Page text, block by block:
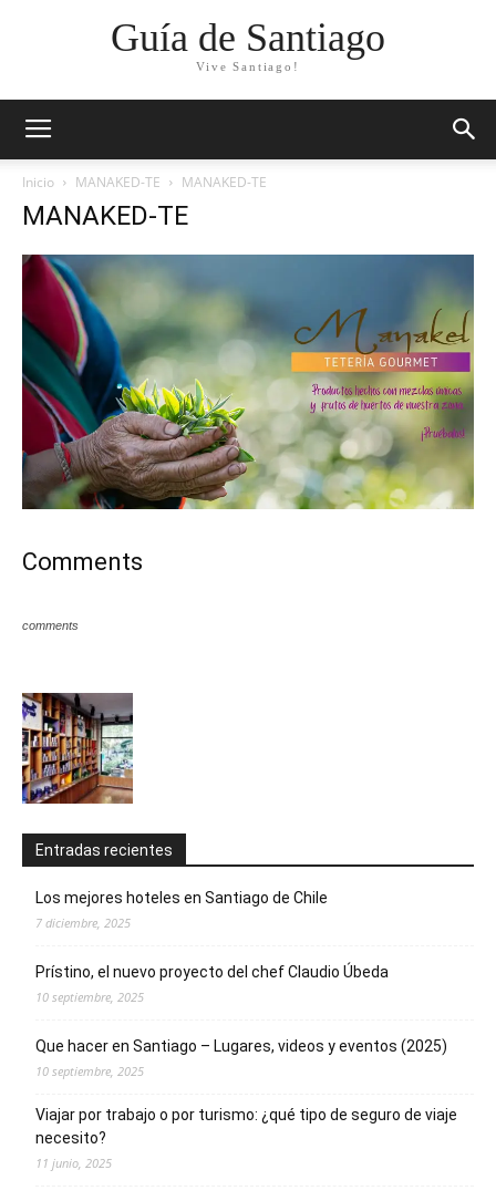
Guía de Santiago
Vive Santiago!
Inicio MANAKED-TE MANAKED-TE
MANAKED-TE
Comments
comments
Entradas recientes
Los mejores hoteles en Santiago de Chile
7 diciembre, 2025
Prístino, el nuevo proyecto del chef Claudio Úbeda
10 septiembre, 2025
Que hacer en Santiago – Lugares, videos y eventos (2025)
10 septiembre, 2025
Viajar por trabajo o por turismo: ¿qué tipo de seguro de viaje
necesito?
11 junio, 2025